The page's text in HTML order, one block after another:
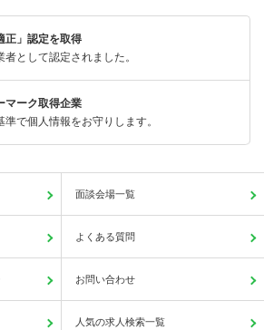
正」認定を取得
者として認定されました。
マーク取得企業
準で個人情報をお守りします。
面談会場一覧
よくある質問
お問い合わせ
人気の求人検索一覧